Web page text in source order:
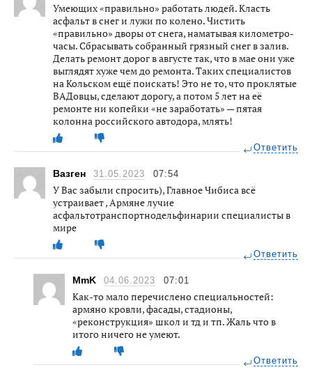
Умеющих «правильно» работать людей. Класть
асфальт в снег и лужи по колено. Чистить
«правильно» дворы от снега, наматывая километро-
часы. Сбрасывать собранный грязный снег в залив.
Делать ремонт дорог в августе так, что в мае они уже
выглядят хуже чем до ремонта. Таких специалистов
на Кольском ещё поискать! Это не то, что проклятые
ВАДовцы, сделают дорогу, а потом 5 лет на её
ремонте ни копейки «не заработать» — пятая
колонна российского автодора, млять!
Ответить
Вазген 31.05.2023 07:54
У Вас забыли спросить), Главное Чибиса всё
устраивает , Армяне лучие
асфальтотранспортнодельфинарии специалисты в
мире
Ответить
MmK 04.06.2023 07:01
Как-то мало перечислено специальностей:
армяно кровли, фасады, стадионы,
«реконструкция» школ и тд и тп. Жаль что в
итого ничего не умеют.
Ответить